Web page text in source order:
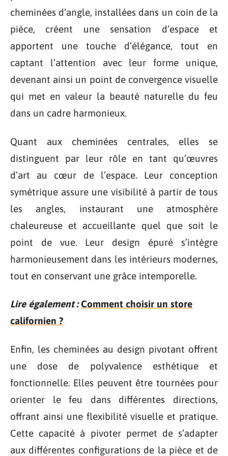
cheminées d’angle, installées dans un coin de la
pièce, créent une sensation d’espace et
apportent une touche d’élégance, tout en
captant l’attention avec leur forme unique,
devenant ainsi un point de convergence visuelle
qui met en valeur la beauté naturelle du feu
dans un cadre harmonieux.
Quant aux cheminées centrales, elles se
distinguent par leur rôle en tant qu’œuvres
d’art au cœur de l’espace. Leur conception
symétrique assure une visibilité à partir de tous
les angles, instaurant une atmosphère
chaleureuse et accueillante quel que soit le
point de vue. Leur design épuré s’intègre
harmonieusement dans les intérieurs modernes,
tout en conservant une grâce intemporelle.
Lire également : Comment choisir un store
californien ?
Enfin, les cheminées au design pivotant offrent
une dose de polyvalence esthétique et
fonctionnelle. Elles peuvent être tournées pour
orienter le feu dans différentes directions,
offrant ainsi une flexibilité visuelle et pratique.
Cette capacité à pivoter permet de s’adapter
aux différentes configurations de la pièce et de